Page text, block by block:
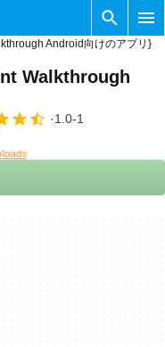
Android向けのアプリ}
Walkthrough
1.0-1